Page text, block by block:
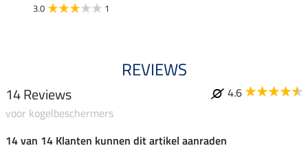
3.0 1
REVIEWS
14 Reviews
4.6
voor kogelbeschermers
14 van 14 Klanten kunnen dit artikel aanraden